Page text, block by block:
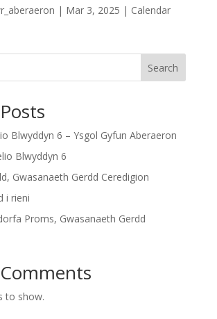
| Mar 3, 2025 | Calendar
Search
Blwyddyn 6 – Ysgol Gyfun Aberaeron
Blwyddyn 6
Gwasanaeth Gerdd Ceredigion
i rieni
Proms, Gwasanaeth Gerdd
to show.